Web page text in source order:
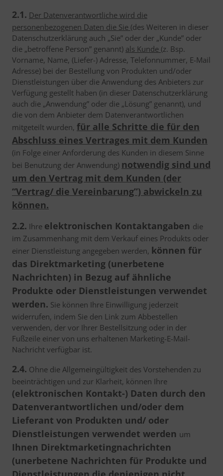
2.1. Der Datenverantwortliche wird die
personenbezogenen Daten die Sie (des Weiteren in dieser
Datenschutzerklärung auch „Sie” oder der „Kunde” oder
die „betroffene Person” genannt) als Kunde (z. Bsp.
Vorname, Name, (Liefer-) Adresse, Telefonnummer, E-Mail
Adresse) bei der Bestellung von Produkten und/oder
Dienstleistungen über die Anwendung des Anbieters zur
Verfügung gestellt haben (in dieser Datenschutzerklärung
auch die „Anwendung” oder die „Lösung” genannt), und
die von dem Anbieter dem Datenverantwortlichen
mitgeteilt wurden, für alle Schritte die für den
Abschluss eines Vertrages mit dem Kunden
(in Folge einer Anforderung des Kunden in diesem Sinne
bei Benutzung der Anwendung) notwendig sind und
um den Vertrag mit dem Kunden (der
“Vertrag/ die Vereinbarung”) abwickeln zu
können.
2.2. Ihre elektronischen Kontaktangaben die
im Zusammenhang mit dem Verkauf eines Produkts oder
einer Dienstleistung angegeben werden, können für
das Direktmarketing (unerbetene
Nachrichten) in Bezug auf ähnliche
Produkte oder Dienstleistungen verwendet
werden. Sie können Ihre Einwilligung jederzeit
widerrufen, indem Sie den Link zum Abbestellen
verwenden, der vor Ihrer Bestellsitzung oder in der
Fußzeile einer von uns erhaltenen Marketing-E-Mail-
Nachricht verfügbar ist.
2.4. Ohne die Allgemeingültigkeit des Vorstehenden zu
beeinträchtigen und zur Klarheit, können Ihre
(elektronischen Kontakt-) Daten durch den
Datenverantwortlichen und/oder dem
Lieferant von Produkten und/ oder
Dienstleistungen verwendet werden um
Ihnen Direktmarketingnachrichten
(unerbetene Nachrichten für Produkte und